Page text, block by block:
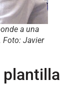
a una
Foto: Javier
plantilla